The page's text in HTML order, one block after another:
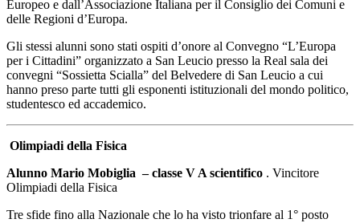
Europeo e dall’Associazione Italiana per il Consiglio dei Comuni e
delle Regioni d’Europa.
Gli stessi alunni sono stati ospiti d’onore al Convegno “L’Europa
per i Cittadini” organizzato a San Leucio presso la Real sala dei
convegni “Sossietta Scialla” del Belvedere di San Leucio a cui
hanno preso parte tutti gli esponenti istituzionali del mondo politico,
studentesco ed accademico.
Olimpiadi della Fisica
Alunno Mario Mobiglia – classe V A scientifico . Vincitore
Olimpiadi della Fisica
Tre sfide fino alla Nazionale che lo ha visto trionfare al 1° posto